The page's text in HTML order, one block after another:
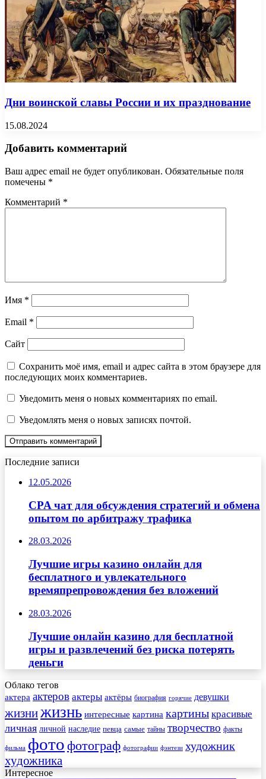
Дни воинской славы России и их празднование
15.08.2024
Добавить комментарий
Ваш адрес email не будет опубликован. Обязательные поля
помечены *
Комментарий *
Имя *
Email *
Сайт
Сохранить моё имя, email и адрес сайта в этом браузере для
последующих моих комментариев.
Уведомить меня о новых комментариях по email.
Уведомлять меня о новых записях почтой.
Последние записи
12.05.2026
CPA чат для обсуждения стратегий и обмена
опытом по арбитражу трафика
28.03.2026
Лучшие игры казино онлайн для
бесплатного и увлекательного
времяпрепровождения без вложений
28.03.2026
Лучшие онлайн казино для бесплатной
игры и развлечений без риска потерять
деньги
Облако тегов
актера актеров актеры актёры биография горячие девушки
жизнижизнь интересные картина картины красивые
личная личной наследие певца самые тайны творчество факты
фильма фото фотограф фотографии фэнтези художник
художника
Интересное